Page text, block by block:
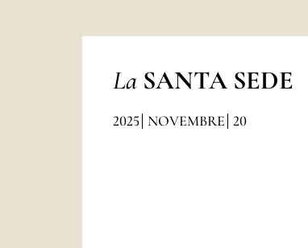
La SANTA SEDE
2025 NOVEMBRE 20